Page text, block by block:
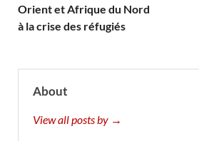
Orient et Afrique du Nord
à la crise des réfugiés
About
View all posts by →